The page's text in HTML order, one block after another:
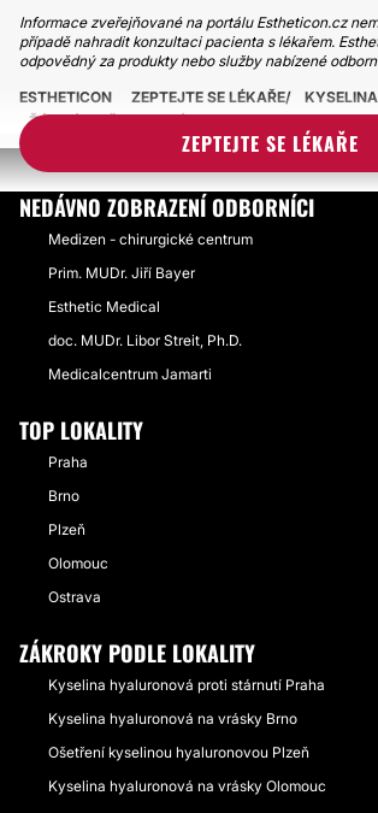
Informace zveřejňované na portálu Estheticon.cz
případě nahradit konzultaci pacienta s lékařem.
odpovědný za produkty nebo služby nabízené
ZEPTEJTE SE LÉKAŘE
ESTHETICON ZEPTEJTE SE LÉKAŘE
ŽÁDNÁ ZMĚNA PO VÝPLNI NOSORETEK
NEDÁVNO ZOBRAZENÍ ODBORNÍCI
Medizen - chirurgické centrum
Prim. MUDr. Jiří Bayer
Esthetic Medical
doc. MUDr. Libor Streit, Ph.D.
Medicalcentrum Jamarti
TOP LOKALITY
Praha
Brno
Plzeň
Olomouc
Ostrava
ZÁKROKY PODLE LOKALITY
Kyselina hyaluronová proti stárnutí Praha
Kyselina hyaluronová na vrásky Brno
Ošetření kyselinou hyaluronovou Plzeň
Kyselina hyaluronová na vrásky Olomouc